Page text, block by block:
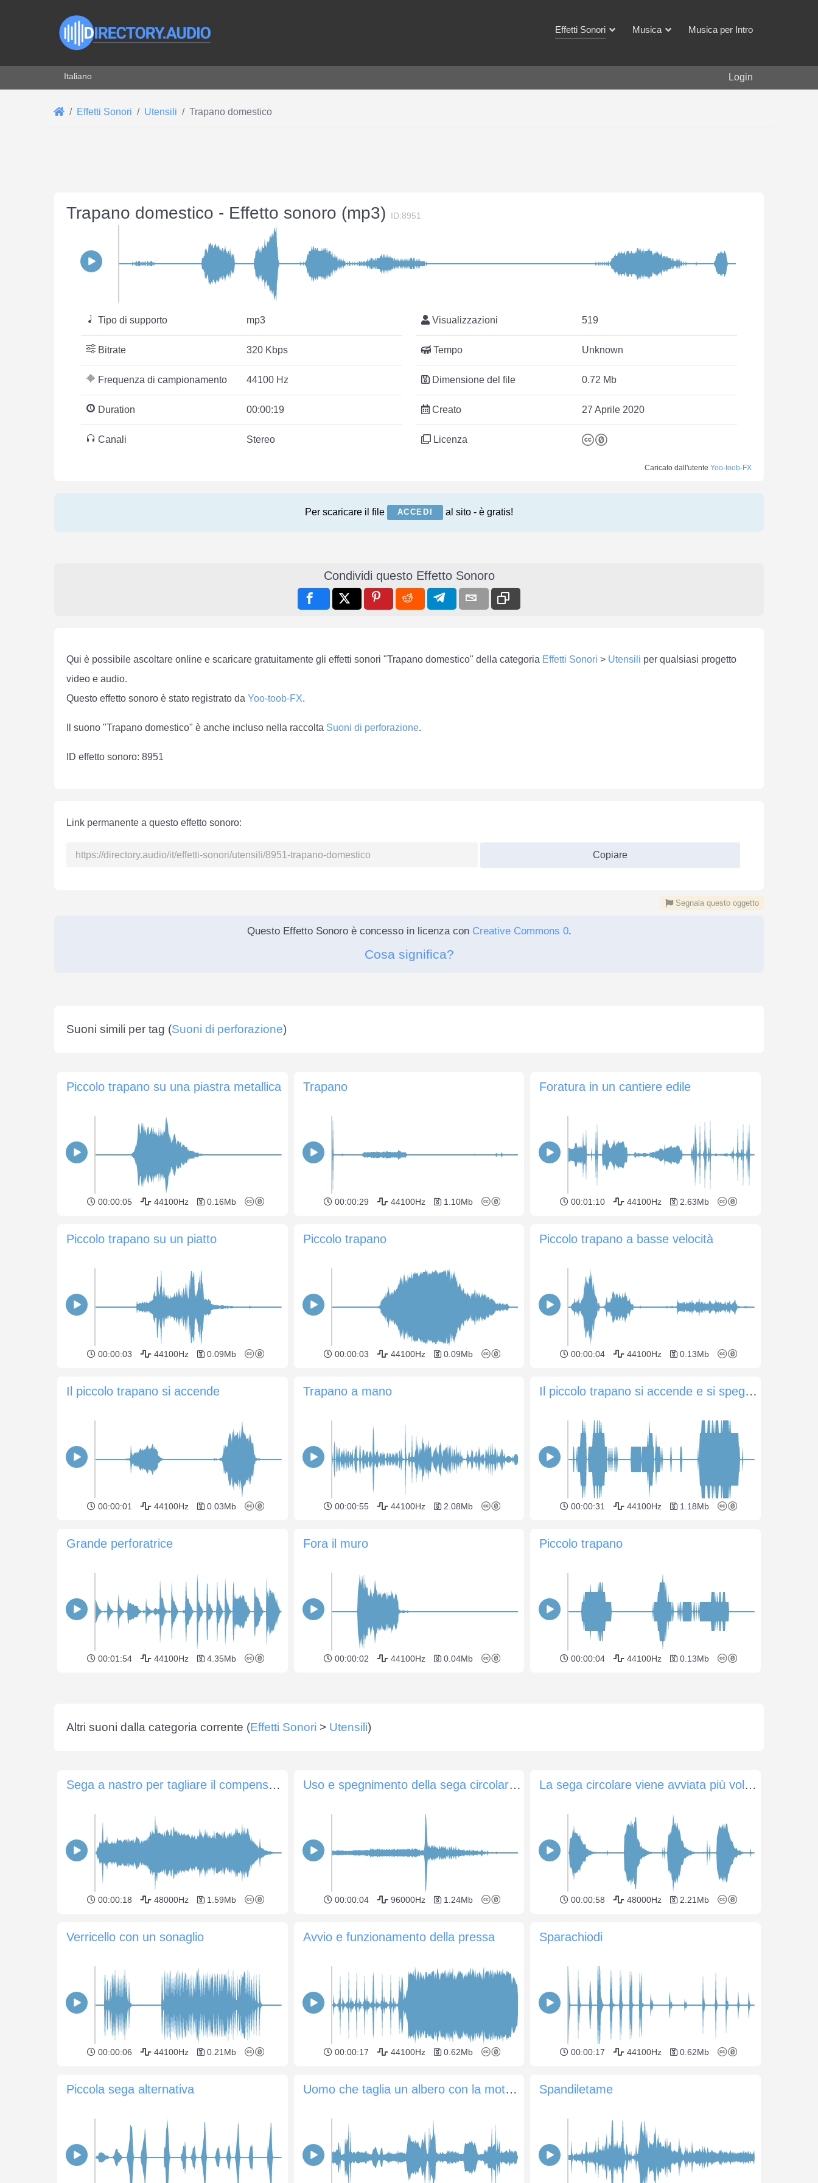
Effetti Sonori Musica Musica per Intro
Seleziona la tua lingua
Italiano Login
Effetti Sonori Utensili Trapano domestico
Trapano domestico - Effetto sonoro (mp3) ID:8951
Tipo di supporto mp3
Bitrate 320 Kbps
Frequenza di campionamento 44100 Hz
Duration 00:00:19
Canali Stereo
Visualizzazioni 519
Tempo Unknown
Dimensione del file 0.72 Mb
Creato 27 Aprile 2020
Licenza
Caricato dall'utente Yoo-toob-FX
Per scaricare il file ACCEDI al sito - è gratis!
Condividi questo Effetto Sonoro
Qui è possibile ascoltare online e scaricare gratuitamente gli effetti sonori "Trapano domestico" della categoria Effetti Sonori > Utensili per qualsiasi progetto
video e audio.
Questo effetto sonoro è stato registrato da Yoo-toob-FX.
Il suono "Trapano domestico" è anche incluso nella raccolta Suoni di perforazione.
ID effetto sonoro: 8951
Link permanente a questo effetto sonoro:
Copiare
Segnala questo oggetto
Questo Effetto Sonoro è concesso in licenza con Creative Commons 0.
Cosa significa?
Suoni simili per tag (Suoni di perforazione)
Piccolo trapano su una piastra metallica
00:00:05 44100Hz 0.16Mb
Trapano
00:00:29 44100Hz 1.10Mb
Foratura in un cantiere edile
00:01:10 44100Hz 2.63Mb
Piccolo trapano su un piatto
00:00:03 44100Hz 0.09Mb
Piccolo trapano
00:00:03 44100Hz 0.09Mb
Piccolo trapano a basse velocità
00:00:04 44100Hz 0.13Mb
Il piccolo trapano si accende
00:00:01 44100Hz 0.03Mb
Trapano a mano
00:00:55 44100Hz 2.08Mb
Il piccolo trapano si accende e si spegne
00:00:31 44100Hz 1.18Mb
Grande perforatrice
00:01:54 44100Hz 4.35Mb
Fora il muro
00:00:02 44100Hz 0.04Mb
Piccolo trapano
00:00:04 44100Hz 0.13Mb
Altri suoni dalla categoria corrente (Effetti Sonori > Utensili)
Sega a nastro per tagliare il compensato
00:00:18 48000Hz 1.59Mb
Uso e spegnimento della sega circolare a distanza
00:00:04 96000Hz 1.24Mb
La sega circolare viene avviata più volte per il taglio
00:00:58 48000Hz 2.21Mb
Verricello con un sonaglio
00:00:06 44100Hz 0.21Mb
Avvio e funzionamento della pressa
00:00:17 44100Hz 0.62Mb
Sparachiodi
00:00:17 44100Hz 0.62Mb
Piccola sega alternativa Uomo che taglia un albero con la motosega Spandiletame